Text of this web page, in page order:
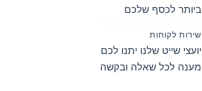
ביותר לכסף שלכם
שירות לקוחות
יועצי שייט שלנו יתנו לכם
מענה לכל שאלה ובקשה